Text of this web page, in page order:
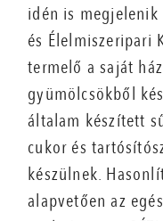
idén is megjelenik
és Élelmiszeripari
termelő a saját
gyümölcsökből
általam készített
cukor és
készülnek.
alapvetően az